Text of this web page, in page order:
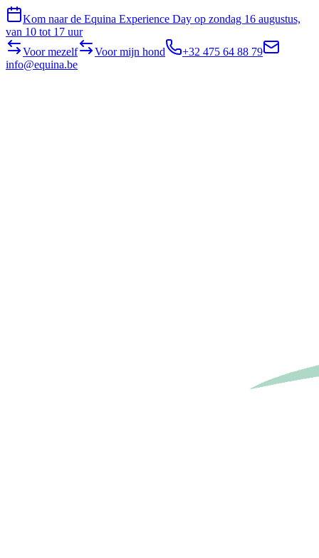
Kom naar de Equina Experience Day op zondag 16 augustus,
van 10 tot 17 uur
Voor mezelf
Voor mijn hond
+32 475 64 88 79
info@equina.be